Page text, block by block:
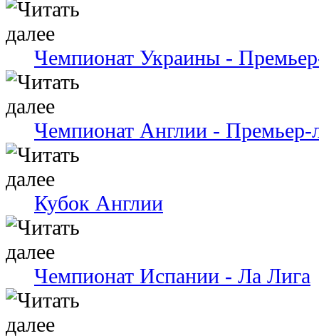
Чемпионат Украины -
Чемпионат Англии - Премьер-
Кубок Англии
Чемпионат Испании - Ла Лига